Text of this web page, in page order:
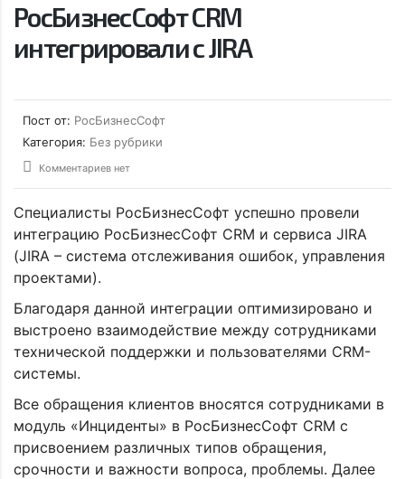
РосБизнесСофт CRM
интегрировали с JIRA
Пост от: РосБизнесСофт
Категория: Без рубрики
Комментариев нет
Специалисты РосБизнесСофт успешно провели
интеграцию РосБизнесСофт CRM и сервиса JIRA
(JIRA – система отслеживания ошибок, управления
проектами).
Благодаря данной интеграции оптимизировано и
выстроено взаимодействие между сотрудниками
технической поддержки и пользователями CRM-
системы.
Все обращения клиентов вносятся сотрудниками в
модуль «Инциденты» в РосБизнесСофт CRM с
присвоением различных типов обращения,
срочности и важности вопроса, проблемы. Далее